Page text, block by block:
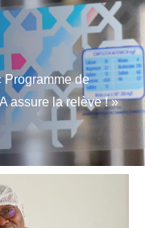
Programme de
assure la relève ! »